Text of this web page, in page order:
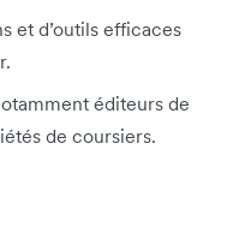
et d’outils efficaces
éditeurs de
de coursiers.